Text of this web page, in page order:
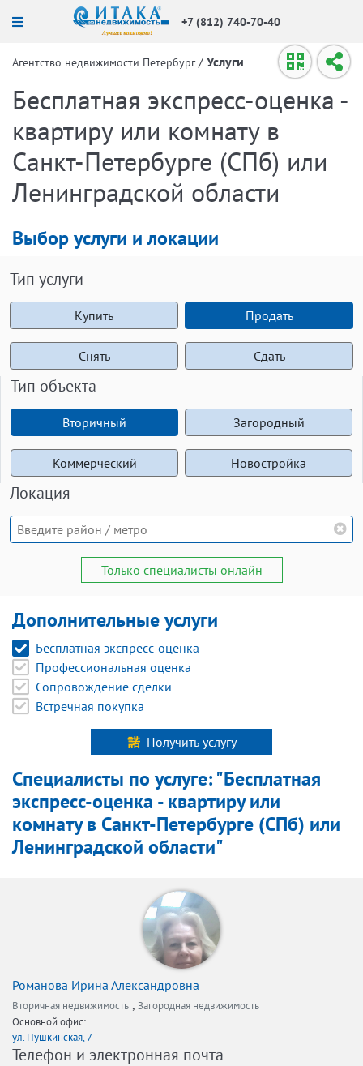
+7 (812) 740-70-40
Агентство недвижимости Петербург / Услуги
Бесплатная экспресс-оценка -
квартиру или комнату в
Санкт-Петербурге (СПб) или
Ленинградской области
Выбор услуги и локации
Тип услуги
Купить Продать
Снять Сдать
Тип объекта
Вторичный Загородный
Коммерческий Новостройка
Локация
Только специалисты онлайн
Дополнительные услуги
Бесплатная экспресс-оценка
Профессиональная оценка
Сопровождение сделки
Встречная покупка
Получить услугу
Специалисты по услуге: "Бесплатная
экспресс-оценка - квартиру или
комнату в Санкт-Петербурге (СПб) или
Ленинградской области"
Романова Ирина Александровна
Вторичная недвижимость , Загородная недвижимость
Основной офис:
ул. Пушкинская, 7
Телефон и электронная почта